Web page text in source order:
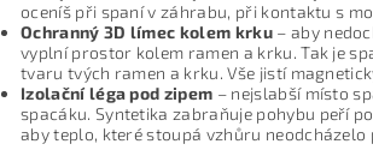
oceníš při spaní v záhrabu, při kontaktu s
Ochranný 3D límec kolem krku– aby
vyplní prostor kolem ramen a krku. Tak je
tvaru tvých ramen a krku. Vše jistí
Izolační léga pod zipem – nejslabší místo
spacáku. Syntetika zabraňuje pohybu peří
aby teplo, které stoupá vzhůru neodcházelo